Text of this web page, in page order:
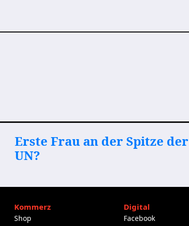
Erste Frau an der Spitze der
UN?
Kommerz
Shop
Digital
Facebook